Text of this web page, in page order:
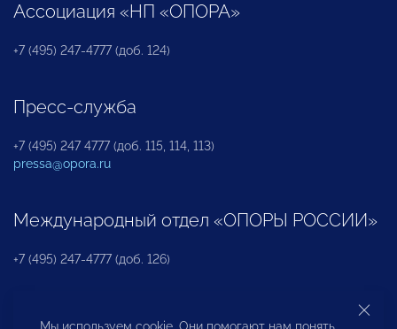
Ассоциация «НП «ОПОРА»
+7 (495) 247-4777 (доб. 124)
Пресс-служба
+7 (495) 247 4777 (доб. 115, 114, 113)
pressa@opora.ru
Международный отдел «ОПОРЫ РОССИИ»
+7 (495) 247-4777 (доб. 126)
Бюро по защите прав предпринимателей и
Мы используем cookie. Они помогают нам понять,